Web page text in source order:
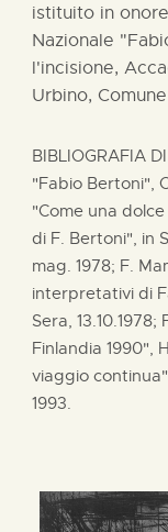
istituito in
Nazionale
l'incisione,
Urbino,
BIBLIOGRAFIA
"Fabio Bertoni",
"Come una
di F. Bertoni", in
mag. 1978; F.
interpretativi di
Sera,
Finlandia 1990",
viaggio
1993.